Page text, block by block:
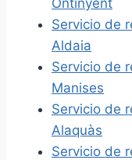
Servicio de
Aldaia
Servicio de
Manises
Servicio de
Alaquàs
Servicio de